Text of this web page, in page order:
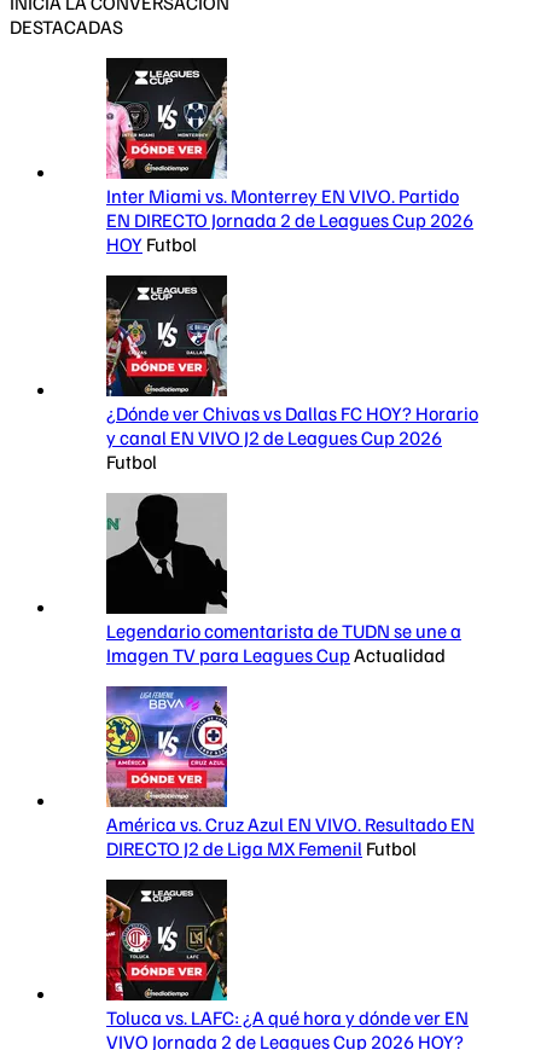
DESTACADAS
Inter Miami vs. Monterrey EN VIVO. Partido
EN DIRECTO Jornada 2 de Leagues Cup 2026
HOY Futbol
¿Dónde ver Chivas vs Dallas FC HOY? Horario
y canal EN VIVO J2 de Leagues Cup 2026
Futbol
Legendario comentarista de TUDN se une a
Imagen TV para Leagues CupActualidad
América vs. Cruz Azul EN VIVO. Resultado EN
DIRECTO J2 de Liga MX Femenil Futbol
Toluca vs. LAFC: ¿A qué hora y dónde ver EN
VIVO Jornada 2 de Leagues Cup 2026 HOY?